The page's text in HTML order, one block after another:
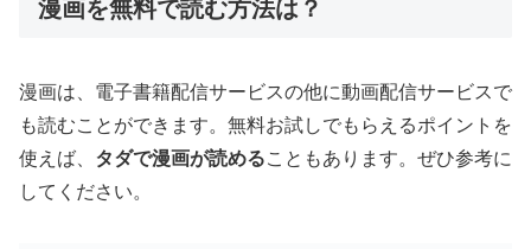
漫画を無料で読む方法は？
漫画は、電子書籍配信サービスの他に動画配信サービスで
も読むことができます。無料お試しでもらえるポイントを
使えば、 タダで漫画が読めることもあります。ぜひ参考に
してください。